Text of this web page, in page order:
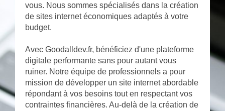
vous. Nous sommes spécialisés dans la création
de sites internet économiques adaptés à votre
budget.
Avec Goodalldev.fr, bénéficiez d'une plateforme
digitale performante sans pour autant vous
ruiner. Notre équipe de professionnels a pour
mission de développer un site internet abordable
répondant à vos besoins tout en respectant vos
contraintes financières. Au-delà de la création de